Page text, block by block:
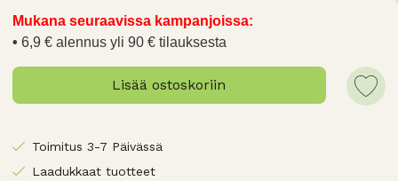
Mukana seuraavissa kampanjoissa:
6,9 € alennus yli 90 € tilauksesta
Lisää ostoskoriin
Toimitus 3-7 Päivässä
Laadukkaat tuotteet